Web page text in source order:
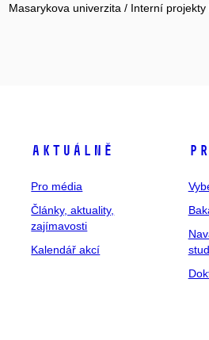
Masarykova univerzita / Interní projekty
Aktuálně
Pro média
Články, aktuality,
zajímavosti
Kalendář akcí